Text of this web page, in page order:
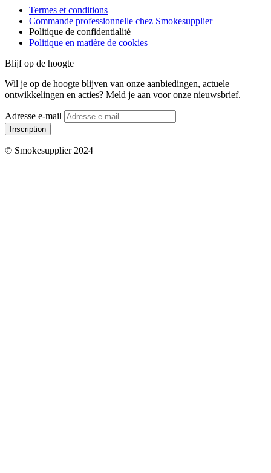
Termes et conditions
Commande professionnelle chez Smokesupplier
Politique de confidentialité
Politique en matière de cookies
Blijf op de hoogte
Wil je op de hoogte blijven van onze aanbiedingen, actuele
ontwikkelingen en acties? Meld je aan voor onze nieuwsbrief.
Adresse e-mail
Inscription
© Smokesupplier 2024